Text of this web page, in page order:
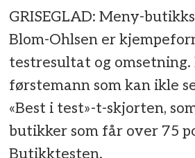
GRISEGLAD: Meny-
Blom-Ohlsen er
testresultat og omsetning.
førstemann som kan ikle
«Best i test»-t-skjorten,
butikker som får over 75
Butikktesten.